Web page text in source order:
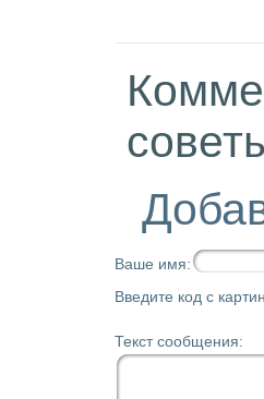
Ваше имя:
Введите код с
Текст сообщения: